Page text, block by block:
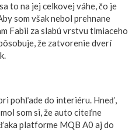
to na jej celkovej váhe, čo je
som však nebol prehnane
Fabii za slabú vrstvu tlmiaceho
že zatvorenie dverí
pohľade do interiéru. Hneď,
som si, že auto citeľne
platforme MQB A0 aj do